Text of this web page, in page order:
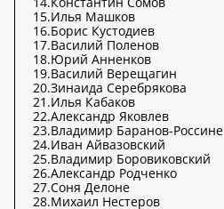
15.Илья Машков
16.Борис Кустодиев
17.Василий Поленов
18.Юрий Анненков
19.Василий Верещагин
20.Зинаида Серебрякова
21.Илья Кабаков
22.Александр Яковлев
23.Владимир Баранов-Россине
24.Иван Айвазовский
25.Владимир Боровиковский
26.Александр Родченко
27.Соня Делоне
28.Михаил Нестеров